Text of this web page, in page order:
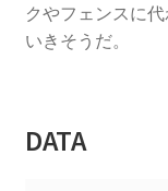
クやフェンスに
いきそうだ。
DATA